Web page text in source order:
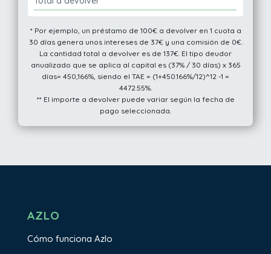
* Por ejemplo, un préstamo de 100€ a devolver en 1 cuota a
30 días genera unos intereses de 37€ y una comisión de 0€.
La cantidad total a devolver es de 137€. El tipo deudor
anualizado que se aplica al capital es (37% / 30 días) x 365
días= 450,166%, siendo el TAE = (1+450.166%/12)^12 -1 =
4472.55%.
** El importe a devolver puede variar según la fecha de
pago seleccionada.
AZLO
Cómo funciona Azlo